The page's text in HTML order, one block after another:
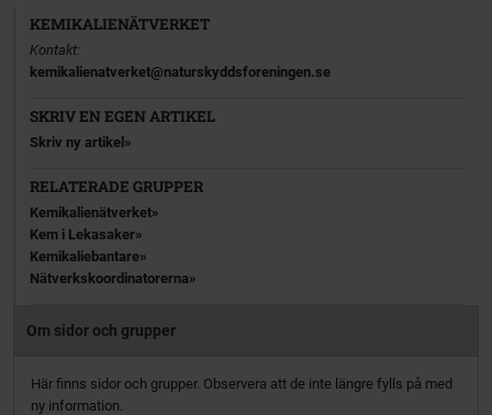
KEMIKALIENÄTVERKET
Kontakt:
kemikalienatverket@naturskyddsforeningen.se
SKRIV EN EGEN ARTIKEL
Skriv ny artikel
RELATERADE GRUPPER
Kemikalienätverket
Kem i Lekasaker
Kemikaliebantare
Nätverkskoordinatorerna
Om sidor och grupper
Här finns sidor och grupper. Observera att de inte längre fylls på med
ny information.